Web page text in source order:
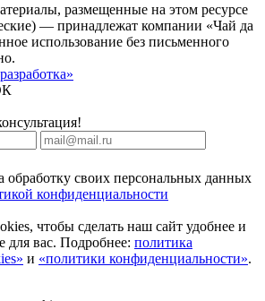
размещенные на этом ресурсе
— принадлежат компании «Чай да
использование без письменного
обработку своих персональных данных
конфиденциальности
чтобы сделать наш сайт удобнее и
для вас. Подробнее: политика
и «политики конфиденциальности».